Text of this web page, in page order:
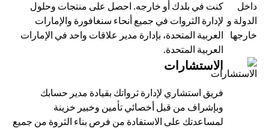
كنت في بلدك أو خارجه. احصل على منتجات وحلول
لإدارة الثروات في جميع أنحاء سنغافورة والإمارات
العربية المتحدة، بإدارة مدير علاقات واحد في الإمارات
العربية المتحدة.
الاستشارات
فريق استشاري لإدارة ثرواتك بقيادة مدير حسابك
وبإشراف من قبل أخصائي تأمين وخبير خزينة
لمساعدتك على الاستفادة من فرص بناء الثروة من جميع